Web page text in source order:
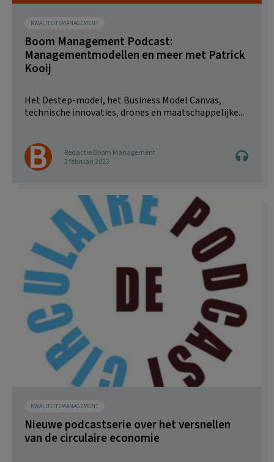
KWALITEITSMANAGEMENT
Boom Management Podcast:
Managementmodellen en meer met Patrick
Kooij
Het Destep-model, het Business Model Canvas,
technische innovaties, drones en maatschappelijke...
Redactie Boom Management
3 februari 2023
KWALITEITSMANAGEMENT
Nieuwe podcastserie over het versnellen
van de circulaire economie